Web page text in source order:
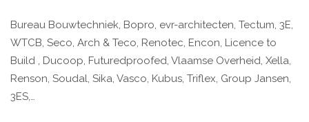
Bureau Bouwtechniek, Bopro, evr-architecten, Tectum, 3E,
WTCB, Seco, Arch & Teco, Renotec, Encon, Licence to
Build , Ducoop, Futuredproofed, Vlaamse Overheid, Xella,
Renson, Soudal, Sika, Vasco, Kubus, Triflex, Group Jansen,
3ES,…